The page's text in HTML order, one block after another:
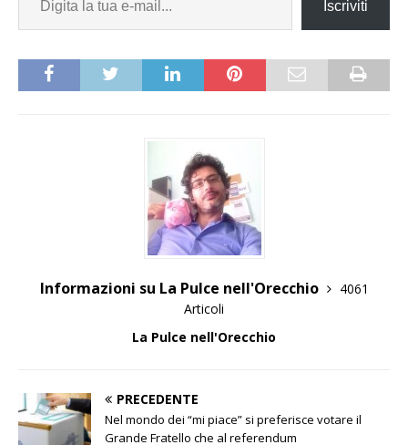
Iscriviti
Informazioni su La Pulce nell'Orecchio
4061
Articoli
La Pulce nell'Orecchio
PRECEDENTE
Nel mondo dei “mi piace” si preferisce votare il
Grande Fratello che al referendum